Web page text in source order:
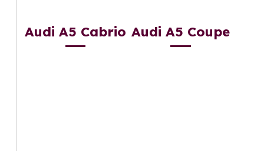
Audi A5 Cabrio Audi A5 Coupe